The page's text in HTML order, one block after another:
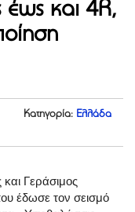
έως και 4R,
Κατηγορία: Ελλάδα
Γεράσιμος
έδωσε τον σεισμό